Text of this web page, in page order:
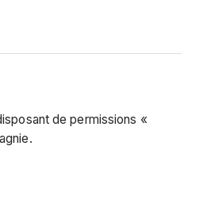
de permissions «